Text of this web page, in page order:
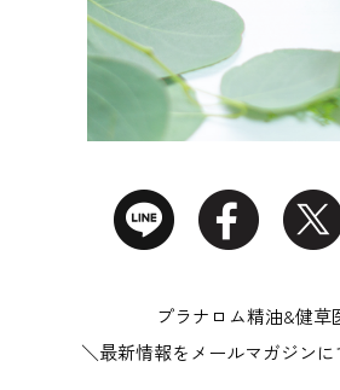
プラナロム精油&健草
＼最新情報をメールマガジン